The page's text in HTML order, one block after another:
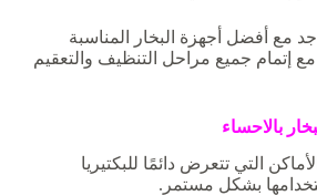
مع أفضل أجهزة البخار المناسبة
إتمام جميع مراحل التنظيف والتعقيم
بالاحساء
التي تتعرض دائمًا للبكتيريا
بشكل مستمر.